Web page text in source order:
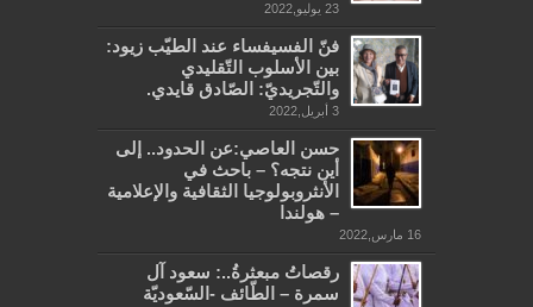
23 يوليو,2022
فنّ الفسيفساء عند الطيّب زيود:
بين الأسلوب التّقليدي
والتّجريديّ: الصّادق قايدي.
3 أبريل,2022
حسن العاصي:عن الحدود.. إلى
أين نتجه؟ – باحث في
الأنثروبولوجيا الثقافية والإعلامية
– هولندا
16 مارس,2022
رقصاتُ مبعثرةُ..: سعود آل
سمرة – الطّائف -السّعوديّة